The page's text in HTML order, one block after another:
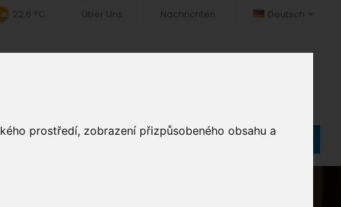
prostředí, zobrazení přizpůsobeného obsahu a
22,6 °C Über Uns Nachrichten Deutsch
Reservieren